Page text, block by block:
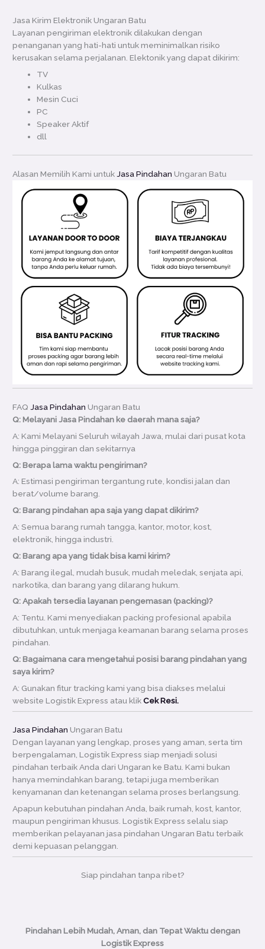
Jasa Kirim Elektronik Ungaran Batu
Layanan pengiriman elektronik dilakukan dengan
penanganan yang hati-hati untuk meminimalkan risiko
kerusakan selama perjalanan. Elektonik yang dapat dikirim:
TV
Kulkas
Mesin Cuci
PC
Speaker Aktif
dll
Alasan Memilih Kami untuk Jasa Pindahan Ungaran Batu
FAQ Jasa Pindahan Ungaran Batu
Q: Melayani Jasa Pindahan ke daerah mana saja?
A: Kami Melayani Seluruh wilayah Jawa, mulai dari pusat kota
hingga pinggiran dan sekitarnya
Q: Berapa lama waktu pengiriman?
A: Estimasi pengiriman tergantung rute, kondisi jalan dan
berat/volume barang.
Q: Barang pindahan apa saja yang dapat dikirim?
A: Semua barang rumah tangga, kantor, motor, kost,
elektronik, hingga industri.
Q: Barang apa yang tidak bisa kami kirim?
A: Barang ilegal, mudah busuk, mudah meledak, senjata api,
narkotika, dan barang yang dilarang hukum.
Q: Apakah tersedia layanan pengemasan (packing)?
A: Tentu. Kami menyediakan packing profesional apabila
dibutuhkan, untuk menjaga keamanan barang selama proses
pindahan.
Q: Bagaimana cara mengetahui posisi barang pindahan yang
saya kirim?
A: Gunakan fitur tracking kami yang bisa diakses melalui
website Logistik Express atau klikCek Resi.
Jasa Pindahan Ungaran Batu
Dengan layanan yang lengkap, proses yang aman, serta tim
berpengalaman, Logistik Express siap menjadi solusi
pindahan terbaik Anda dari Ungaran ke Batu. Kami bukan
hanya memindahkan barang, tetapi juga memberikan
kenyamanan dan ketenangan selama proses berlangsung.
Apapun kebutuhan pindahan Anda, baik rumah, kost, kantor,
maupun pengiriman khusus. Logistik Express selalu siap
memberikan pelayanan jasa pindahan Ungaran Batu terbaik
demi kepuasan pelanggan.
Siap pindahan tanpa ribet?
Pindahan Lebih Mudah, Aman, dan Tepat Waktu dengan
Logistik Express